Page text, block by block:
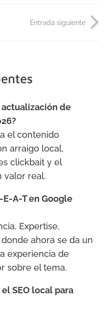
Entrada siguiente
actualización de
el contenido
arraigo local,
clickbait y el
valor real.
A-T en Google
Expertise,
ahora se da un
experiencia de
sobre el tema.
SEO local para